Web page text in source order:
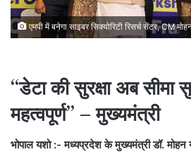
एमपी में बनेगा साइबर सिक्योरिटी रिसर्च सेंटर, CM
“डेटा की सुरक्षा अब सीमा
महत्वपूर्ण” – मुख्यमंत्री
भोपाल यशो :- मध्यप्रदेश के मुख्यमंत्री डॉ. मोहन